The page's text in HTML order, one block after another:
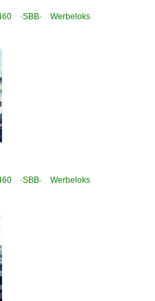
·SBB· Werbeloks
·SBB· Werbeloks